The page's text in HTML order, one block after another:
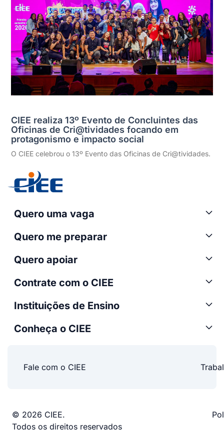
CIEE realiza 13º Evento de Concluintes das
Oficinas de Cri@tividades focando em
protagonismo e impacto social
O CIEE celebrou o 13º Evento das Oficinas de Cri@tividades.
Quero uma vaga
Quero me preparar
Quero apoiar
Contrate com o CIEE
Instituições de Ensino
Conheça o CIEE
Fale com o CIEE
© 2026 CIEE.
Todos os direitos reservados